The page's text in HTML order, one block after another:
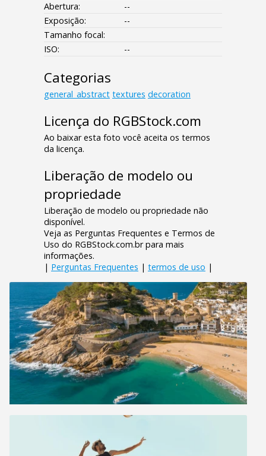
Abertura:
--
Exposição:
--
Tamanho focal:
ISO:
--
Categorias
general_abstract textures decoration
Licença do RGBStock.com
Ao baixar esta foto você aceita os termos
da licença.
Liberação de modelo ou
propriedade
Liberação de modelo ou propriedade não
disponível.
Veja as Perguntas Frequentes e Termos de
Uso do RGBStock.com.br para mais
informações.
| Perguntas Frequentes | termos de uso |